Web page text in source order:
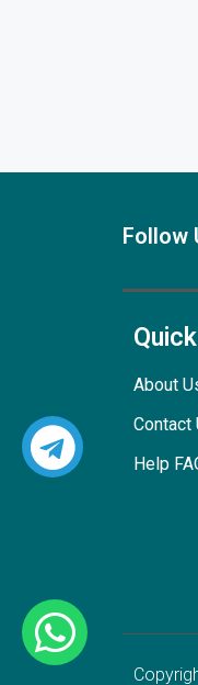
Follow
About
Contact
Help